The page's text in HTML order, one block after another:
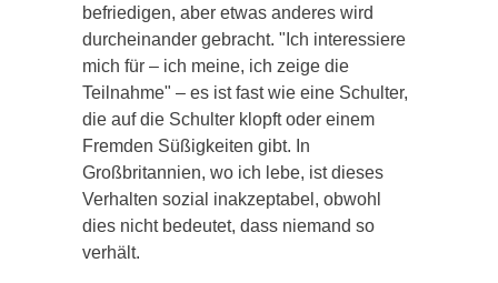
befriedigen, aber etwas anderes wird
durcheinander gebracht. "Ich interessiere
mich für – ich meine, ich zeige die
Teilnahme" – es ist fast wie eine Schulter,
die auf die Schulter klopft oder einem
Fremden Süßigkeiten gibt. In
Großbritannien, wo ich lebe, ist dieses
Verhalten sozial inakzeptabel, obwohl
dies nicht bedeutet, dass niemand so
verhält.